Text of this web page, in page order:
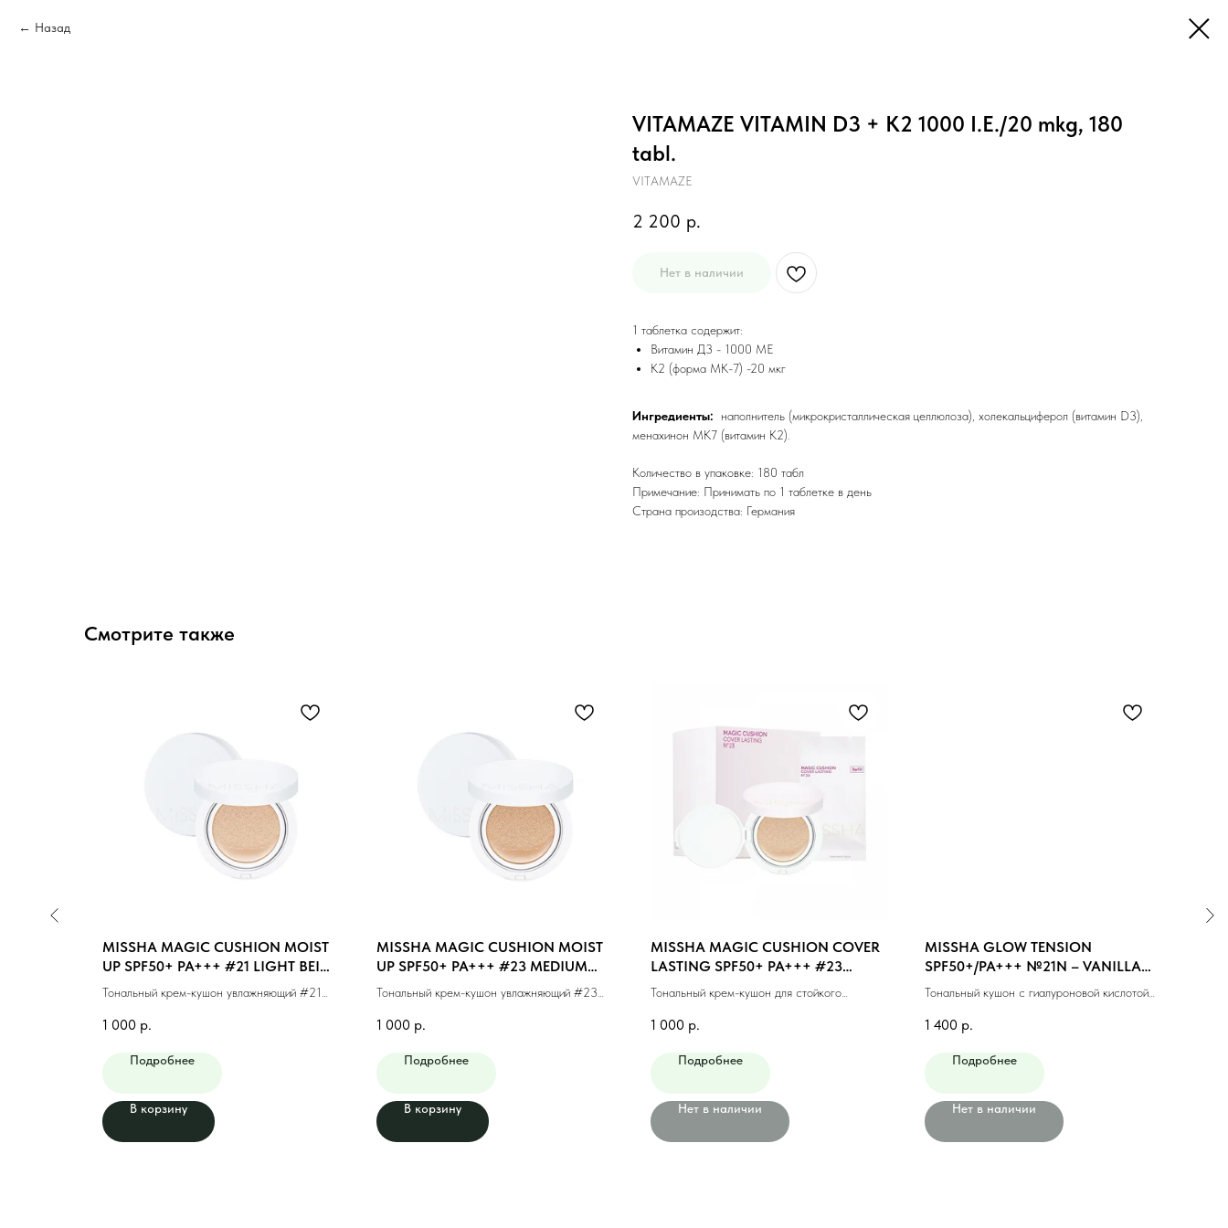
Назад
VITAMAZE VITAMIN D3 + K2 1000 I.E./20 mkg, 180
tabl.
VITAMAZE
2 200 р.
Нет в наличии
1 таблетка содержит:
Витамин Д3 - 1000 МЕ
К2 (форма МК-7) -20 мкг
Ингредиенты: наполнитель (микрокристаллическая целлюлоза), холекальциферол (витамин D3),
менахинон MK7 (витамин K2).
Количество в упаковке: 180 табл
Примечание: Принимать по 1 таблетке в день
Страна произодства: Германия
Смотрите также
MISSHA MAGIC CUSHION MOIST
UP SPF50+ PA+++ #21 LIGHT BEIGE
(15g)
Тональный крем-кушон увлажняющий #21
1 000 р.
Подробнее
В корзину
MISSHA MAGIC CUSHION MOIST
UP SPF50+ PA+++ #23 MEDIUM
BEIGE (15g)
Тональный крем-кушон увлажняющий #23
1 000 р.
Подробнее
В корзину
MISSHA MAGIC CUSHION COVER
LASTING SPF50+ PA+++ #23
MEDIUM BEIGE (15ml)
Тональный крем-кушон для стойкого
1 000 р.
Подробнее
Нет в наличии
MISSHA GLOW TENSION
SPF50+/PA+++ №21N – VANILLA
(NEUTRAL) (15gr)
Тональный кушон с гиалуроновой кислотой
1 400 р.
Подробнее
Нет в наличии